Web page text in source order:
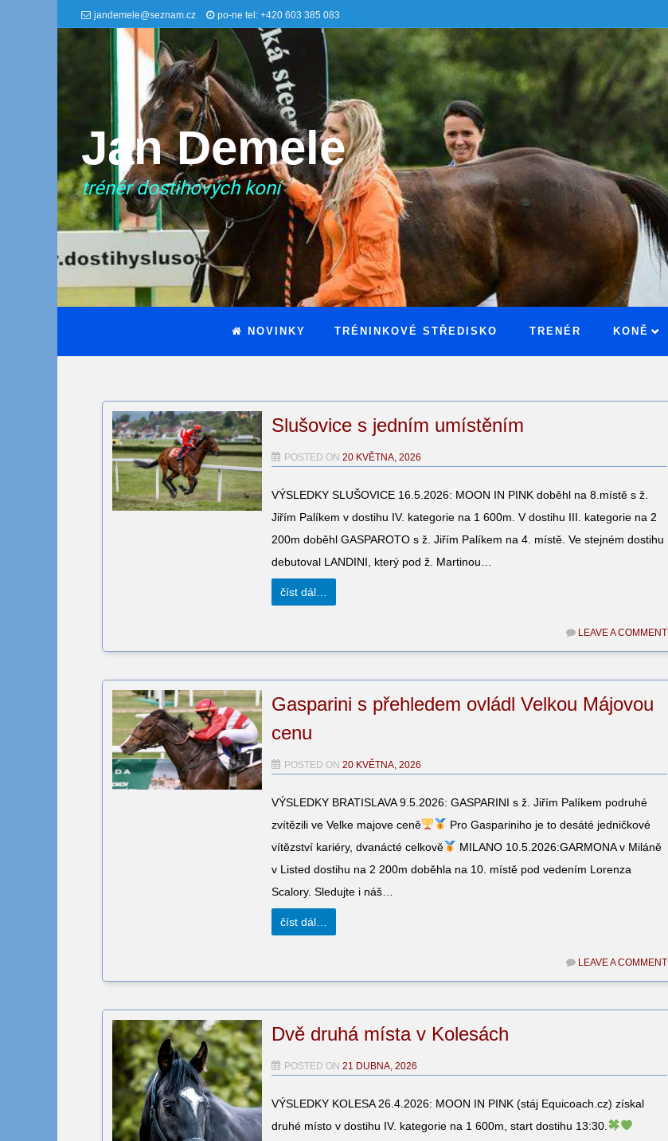
jandemele@seznam.cz po-ne tel: +420 603 385 083
Jan Demele
trénér dostihových koní
NOVINKY TRÉNINKOVÉ STŘEDISKO TRENÉR KONĚ
Slušovice s jedním umístěním
POSTED ON 20 KVĚTNA, 2026
VÝSLEDKY SLUŠOVICE 16.5.2026: MOON IN PINK doběhl na 8.místě s ž.
Jiřím Palíkem v dostihu IV. kategorie na 1 600m. V dostihu III. kategorie na 2
200m doběhl GASPAROTO s ž. Jiřím Palíkem na 4. místě. Ve stejném dostihu
debutoval LANDINI, který pod ž. Martinou…
číst dál…
LEAVE A COMMENT
Gasparini s přehledem ovládl Velkou Májovou
cenu
POSTED ON 20 KVĚTNA, 2026
VÝSLEDKY BRATISLAVA 9.5.2026: GASPARINI s ž. Jiřím Palíkem podruhé
zvítězili ve Velke majove ceně
Pro Gaspariniho je to desáté jedničkové
vítězství kariéry, dvanácté celkově
MILANO 10.5.2026:GARMONA v Miláně
v Listed dostihu na 2 200m doběhla na 10. místě pod vedením Lorenza
Scalory. Sledujte i náš…
číst dál…
LEAVE A COMMENT
Dvě druhá místa v Kolesách
POSTED ON 21 DUBNA, 2026
VÝSLEDKY KOLESA 26.4.2026: MOON IN PINK (stáj Equicoach.cz) získal
druhé místo v dostihu IV. kategorie na 1 600m, start dostihu 13:30.